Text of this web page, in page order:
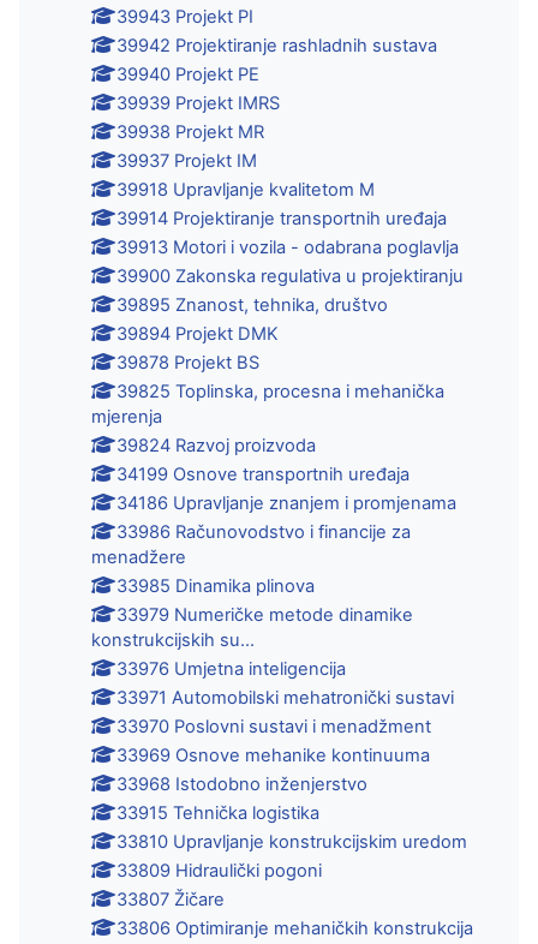
39943 Projekt PI
39942 Projektiranje rashladnih sustava
39940 Projekt PE
39939 Projekt IMRS
39938 Projekt MR
39937 Projekt IM
39918 Upravljanje kvalitetom M
39914 Projektiranje transportnih uređaja
39913 Motori i vozila - odabrana poglavlja
39900 Zakonska regulativa u projektiranju
39895 Znanost, tehnika, društvo
39894 Projekt DMK
39878 Projekt BS
39825 Toplinska, procesna i mehanička
mjerenja
39824 Razvoj proizvoda
34199 Osnove transportnih uređaja
34186 Upravljanje znanjem i promjenama
33986 Računovodstvo i financije za
menadžere
33985 Dinamika plinova
33979 Numeričke metode dinamike
konstrukcijskih su...
33976 Umjetna inteligencija
33971 Automobilski mehatronički sustavi
33970 Poslovni sustavi i menadžment
33969 Osnove mehanike kontinuuma
33968 Istodobno inženjerstvo
33915 Tehnička logistika
33810 Upravljanje konstrukcijskim uredom
33809 Hidraulički pogoni
33807 Žičare
33806 Optimiranje mehaničkih konstrukcija